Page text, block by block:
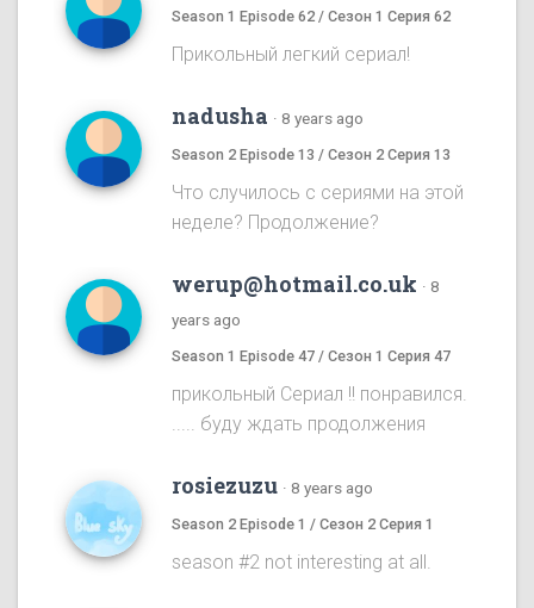
Season 1 Episode 62 / Сезон 1 Серия 62
Прикольный легкий сериал!
nadusha · 8 years ago
Season 2 Episode 13 / Сезон 2 Серия 13
Что случилось с сериями на этой
неделе? Продолжение?
werup@hotmail.co.uk · 8
years ago
Season 1 Episode 47 / Сезон 1 Серия 47
прикольный Cериал !! понравился.
..... буду ждать продолжения
rosiezuzu · 8 years ago
Season 2 Episode 1 / Сезон 2 Серия 1
season #2 not interesting at all.